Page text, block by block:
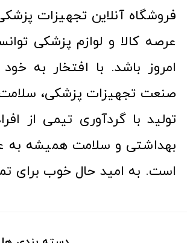
امروز باشد. با افتخار به
صنعت تجهیزات پزشکی،
تولید با گردآوری تیمی از
بهداشتی و سلامت همیشه به
است. به امید حال خوب برای